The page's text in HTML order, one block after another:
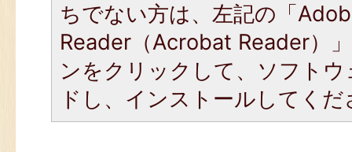
ちでない方は、左記の「
Reader（Acrobat Reader）
ンをクリックして、ソフト
ドし、インストールしてくだ